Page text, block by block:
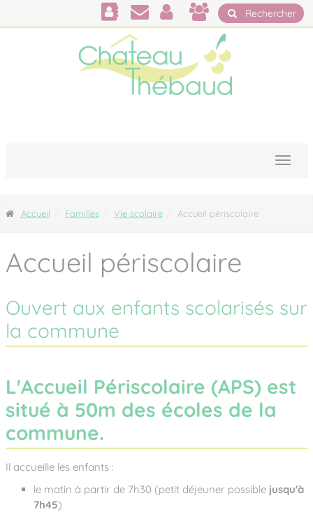
Rechercher
Accueil Familles Vie scolaire Accueil périscolaire
Accueil périscolaire
Ouvert aux enfants scolarisés sur
la commune
L'Accueil Périscolaire (APS) est
situé à 50m des écoles de la
commune.
Il accueille les enfants :
le matin à partir de 7h30 (petit déjeuner possible jusqu'à
7h45)
Panneau de gestion des cookies